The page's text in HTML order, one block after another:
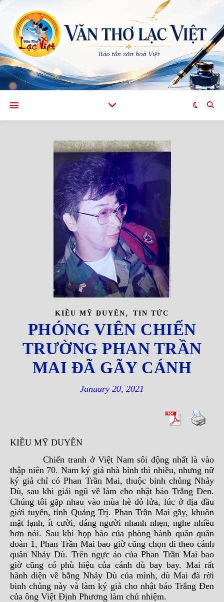
KIỀU MỸ DUYÊN , TIN TỨC
PHÓNG VIÊN CHIẾN
TRƯỜNG PHAN TRẦN
MAI ĐÃ GÃY CÁNH
January 20, 2021
KIỀU MỸ DUYÊN
Chiến tranh ở Việt Nam sôi động nhất là vào
thập niên 70. Nam ký giả nhà binh thì nhiều, nhưng nữ
ký giả chỉ có Phan Trần Mai, thuộc binh chủng Nhảy
Dù, sau khi giải ngũ về làm cho nhật báo Trắng Đen.
Chúng tôi gặp nhau vào mùa hè đỏ lửa, lúc ở địa đầu
giới tuyến, tỉnh Quảng Trị. Phan Trần Mai gầy, khuôn
mặt lạnh, ít cười, dáng người nhanh nhẹn, nghe nhiều
hơn nói. Sau khi họp báo của phòng hành quân quân
đoàn 1, Phan Trần Mai bao giờ cũng chọn đi theo cánh
quân Nhảy Dù. Trên ngực áo của Phan Trần Mai bao
giờ cũng có phù hiệu của cánh dù bay bay. Mai rất
hãnh diện về bằng Nhảy Dù của mình, dù Mai đã rời
binh chủng này và làm ký giả cho nhật báo Trắng Đen
của ông Việt Định Phương làm chủ nhiệm.